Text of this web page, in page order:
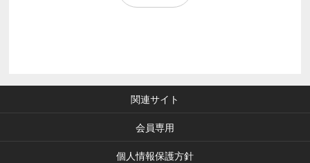
関連サイト
会員専用
個人情報保護方針